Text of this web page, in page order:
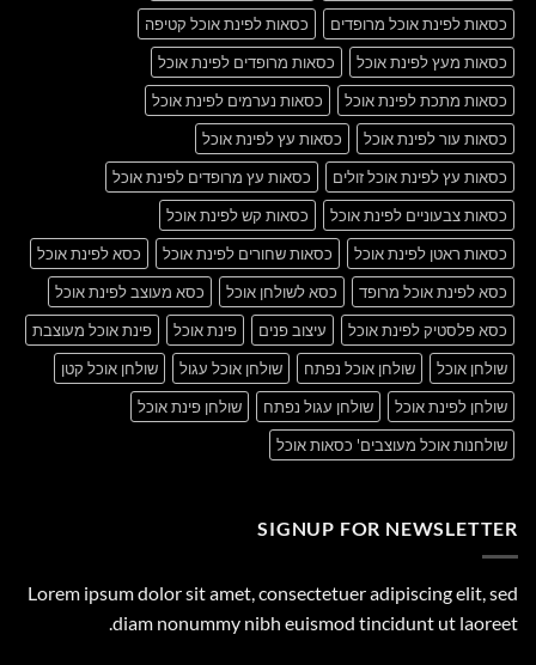
כסאות לפינת אוכל מרופדים
כסאות לפינת אוכל קטיפה
כסאות מעץ לפינת אוכל
כסאות מרופדים לפינת אוכל
כסאות מתכת לפינת אוכל
כסאות נערמים לפינת אוכל
כסאות עור לפינת אוכל
כסאות עץ לפינת אוכל
כסאות עץ לפינת אוכל זולים
כסאות עץ מרופדים לפינת אוכל
כסאות צבעוניים לפינת אוכל
כסאות קש לפינת אוכל
כסאות ראטן לפינת אוכל
כסאות שחורים לפינת אוכל
כסא לפינת אוכל
כסא לפינת אוכל מרופד
כסא לשולחן אוכל
כסא מעוצב לפינת אוכל
כסא פלסטיק לפינת אוכל
עיצוב פנים פינת אוכל
פינת אוכל מעוצבת
שולחן אוכל
שולחן אוכל נפתח שולחן אוכל עגול
שולחן אוכל קטן
שולחן לפינת אוכל
שולחן עגול נפתח
שולחן פינת אוכל
שולחנות אוכל מעוצבים' כסאות אוכל
SIGNUP FOR NEWSLETTER
Lorem ipsum dolor sit amet, consectetuer adipiscing elit, sed
diam nonummy nibh euismod tincidunt ut laoreet.